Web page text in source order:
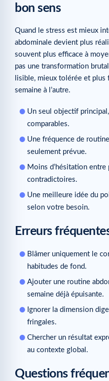
bon sens
Quand le stress est mieux
abdominale devient plus
souvent plus efficace à
pas une transformation
lisible, mieux tolérée et plus
semaine à l’autre.
Un seul objectif
comparables.
Une fréquence de
seulement prévue.
Moins d’hésitation entre
contradictoires.
Une meilleure idée du
selon votre besoin.
Erreurs
Blâmer uniquement le
habitudes de fond.
Ajouter une routine
semaine déjà épuisante.
Ignorer la dimension
fringales.
Chercher un résultat
au contexte global.
Questions